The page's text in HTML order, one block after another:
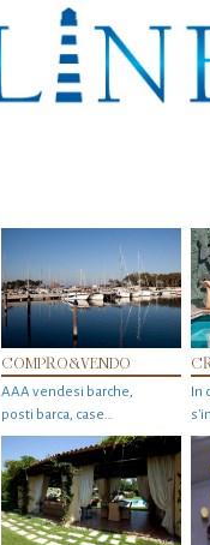
COMPRO&VENDO
AAA vendesi barche,
posti barca, case…
In